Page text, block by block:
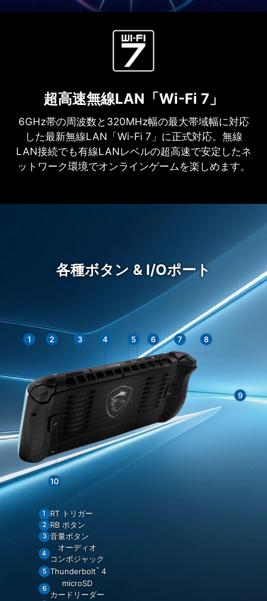
超高速無線LAN「Wi-Fi 7」
6GHz帯の周波数と320MHz幅の最大帯域幅に対応
した最新無線LAN「Wi-Fi 7」に正式対応。無線
LAN接続でも有線LANレベルの超高速で安定したネ
ットワーク環境でオンラインゲームを楽しめます。
各種ボタン & I/Oポート
RT トリガー
RB ボタン
音量ボタン
オーディオ
コンボジャック
Thunderbolt™4
microSD
カードリーダー